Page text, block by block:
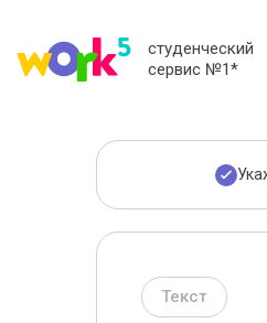
студенческий
сервис №1*
Текст